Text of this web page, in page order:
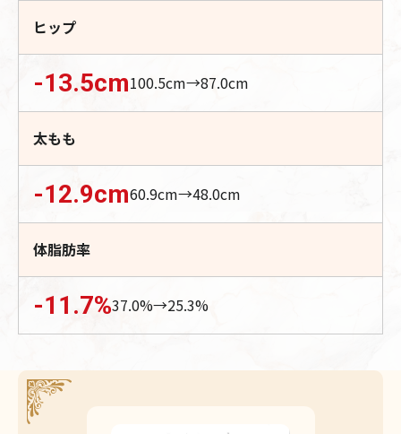
ヒップ
-13.5cm100.5cm→87.0cm
太もも
-12.9cm60.9cm→48.0cm
体脂肪率
-11.7%37.0%→25.3%